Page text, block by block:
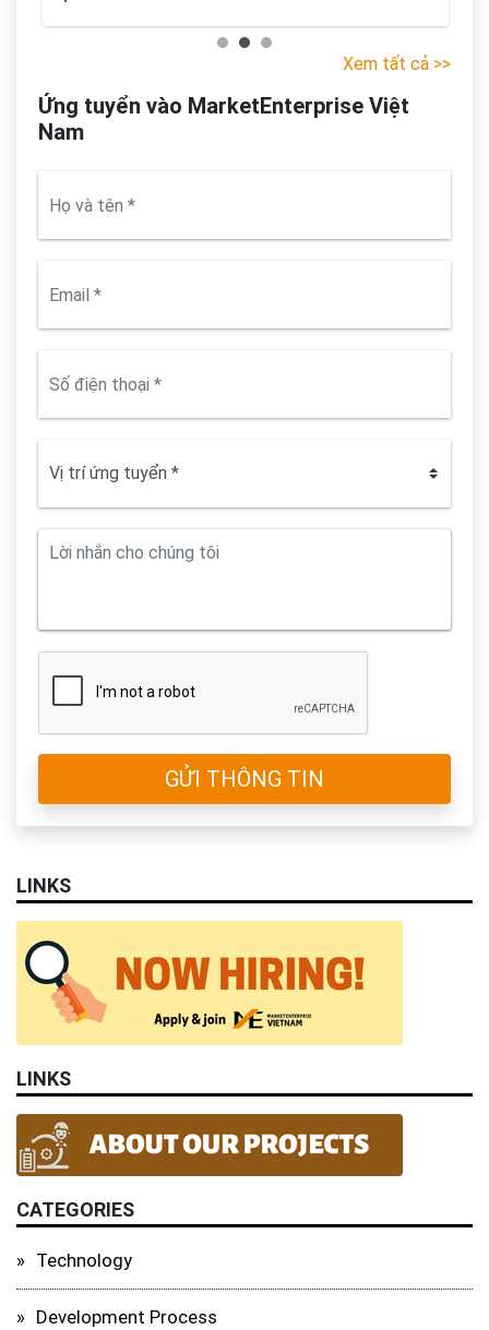
Xem tất cả >>
Ứng tuyển vào MarketEnterprise Việt
Nam
GỬI THÔNG TIN
LINKS
LINKS
CATEGORIES
Technology
Development Process